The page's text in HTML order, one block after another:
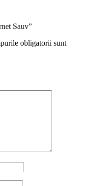
Sauv”
obligatorii sunt